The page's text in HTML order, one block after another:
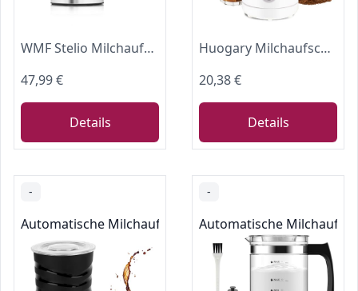
WMF Stelio Milchaufschäumer elektrisch, 500 Watt, 150-250 ml, Antihaftbeschichtung, kabellos, für Milchschaum heiss und kalt, heiße Schokolade, cromargan matt/silber
47,99 €
Details
Huogary Milchaufschäumer Einfacher Milchaufschäumer und Dampfer 2-in-1 Milchdampfer mit heißem Milchschaum und heißer Milch für Latte, Macchiato, Cappuccino (weiß)
20,38 €
Details
-
Automatische Milchaufschäumer
-
Automatische